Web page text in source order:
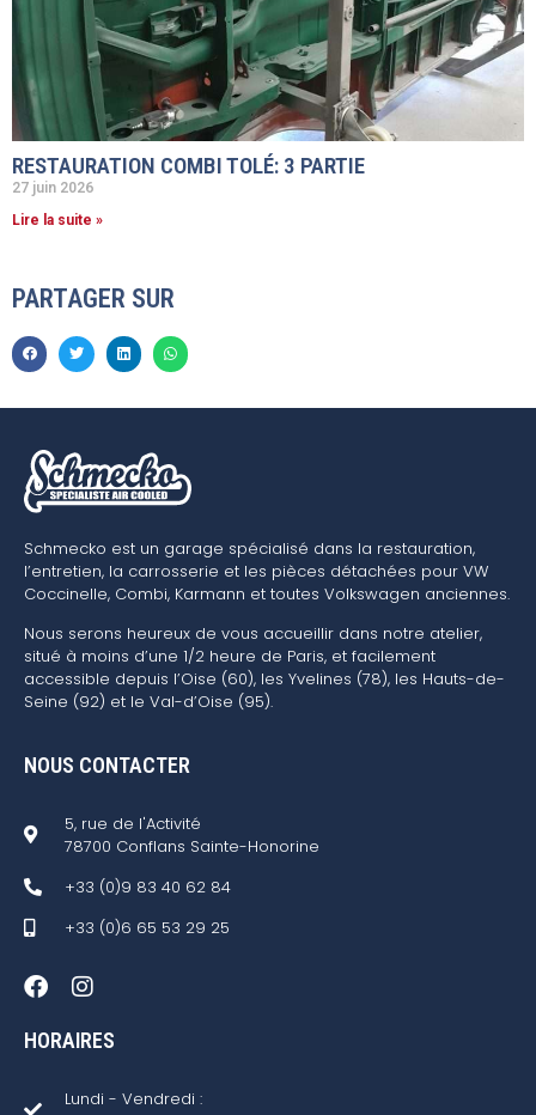
RESTAURATION COMBI TOLÉ: 3 PARTIE
27 juin 2026
Lire la suite »
PARTAGER SUR
Schmecko est un garage spécialisé dans la restauration,
l’entretien, la carrosserie et les pièces détachées pour VW
Coccinelle, Combi, Karmann et toutes Volkswagen anciennes.
Nous serons heureux de vous accueillir dans notre atelier,
situé à moins d’une 1/2 heure de Paris, et facilement
accessible depuis l’Oise (60), les Yvelines (78), les Hauts-de-
Seine (92) et le Val-d’Oise (95).
NOUS CONTACTER
5, rue de l'Activité
78700 Conflans Sainte-Honorine
+33 (0)9 83 40 62 84
+33 (0)6 65 53 29 25
HORAIRES
Lundi - Vendredi :